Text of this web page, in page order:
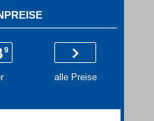
alle Preise